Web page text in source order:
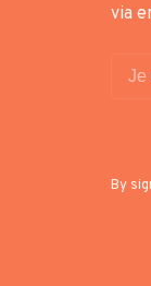
via
By